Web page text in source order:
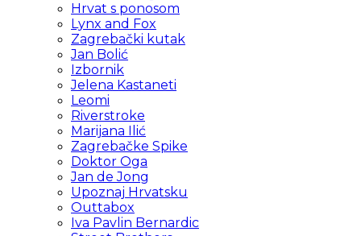
Hrvat s ponosom
Lynx and Fox
Zagrebački kutak
Jan Bolić
Izbornik
Jelena Kastaneti
Leomi
Riverstroke
Marijana Ilić
Zagrebačke Spike
Doktor Oga
Jan de Jong
Upoznaj Hrvatsku
Outtabox
Iva Pavlin Bernardic